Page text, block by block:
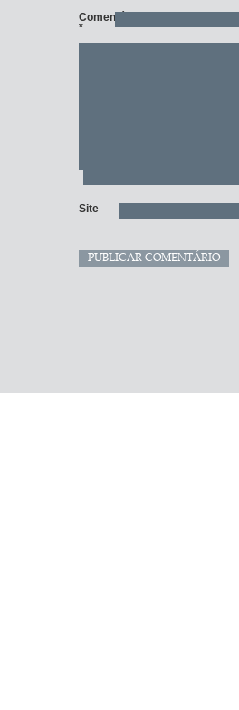
Comentário
*
Site